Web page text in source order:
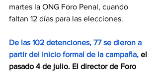
martes la ONG Foro Penal, cuando
faltan 12 días para las elecciones.
De las 102 detenciones, 77 se dieron a
partir del inicio formal de la campaña, el
pasado 4 de julio. El director de Foro